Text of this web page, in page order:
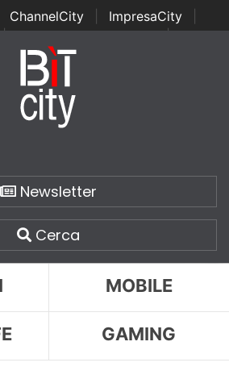
ChannelCity ImpresaCity
Italian Channel Awards | Italian
Italian Security Awards
Newsletter
Cerca
MOBILE
GAMING